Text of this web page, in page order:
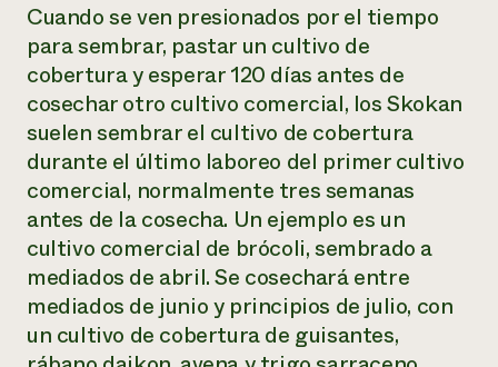
Cuando se ven presionados por el tiempo
para sembrar, pastar un cultivo de
cobertura y esperar 120 días antes de
cosechar otro cultivo comercial, los Skokan
suelen sembrar el cultivo de cobertura
durante el último laboreo del primer cultivo
comercial, normalmente tres semanas
antes de la cosecha. Un ejemplo es un
cultivo comercial de brócoli, sembrado a
mediados de abril. Se cosechará entre
mediados de junio y principios de julio, con
un cultivo de cobertura de guisantes,